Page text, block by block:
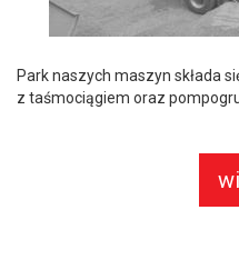
Park naszych maszyn składa
z taśmociągiem oraz